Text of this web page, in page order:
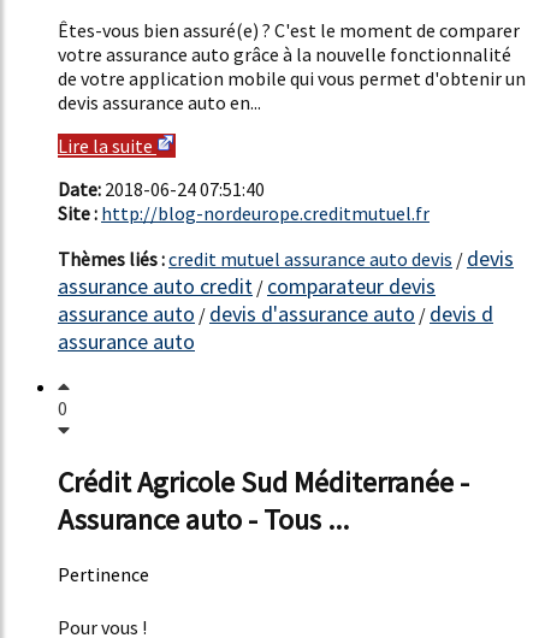
Êtes-vous bien assuré(e) ? C'est le moment de comparer
votre assurance auto grâce à la nouvelle fonctionnalité
de votre application mobile qui vous permet d'obtenir un
devis assurance auto en...
Lire la suite
Date: 2018-06-24 07:51:40
Site : http://blog-nordeurope.creditmutuel.fr
Thèmes liés :credit mutuel assurance auto devis / devis
assurance auto credit / comparateur devis
assurance auto / devis d'assurance auto / devis d
assurance auto
0
Crédit Agricole Sud Méditerranée -
Assurance auto - Tous ...
Pertinence
Pour vous !